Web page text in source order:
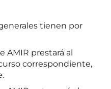
tienen por
AMIR prestará al
correspondiente,